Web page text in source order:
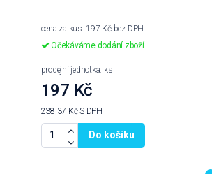
cena za kus: 197 Kč bez DPH
Očekáváme dodání zboží
prodejní jednotka: ks
197 Kč
238,37 KčS DPH
Do košíku